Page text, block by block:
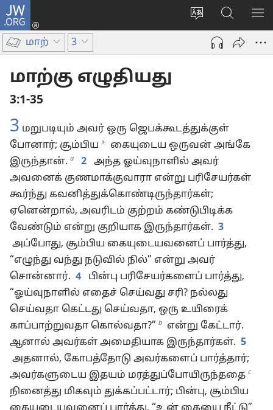
JW.ORG
மொழியை
மாற்றவும்
உள்நுழைக
window)
JW.ORG-
ல்
தேடவும்
மாற் 3
மாற்கு எழுதியது
3:1-35
3 மறுபடியும் அவர் ஒரு ஜெபக்கூடத்துக்குள்
போனார்; சூம்பிய * கையுடைய ஒருவன் அங்கே
இருந்தான். a 2 அந்த ஓய்வுநாளில் அவர்
அவனைக் குணமாக்குவாரா என்று பரிசேயர்கள்
கூர்ந்து கவனித்துக்கொண்டிருந்தார்கள்;
ஏனென்றால், அவரிடம் குற்றம் கண்டுபிடிக்க
வேண்டும் என்று குறியாக இருந்தார்கள். 3
அப்போது, சூம்பிய கையுடையவனைப் பார்த்து,
“எழுந்து வந்து நடுவில் நில்” என்று அவர்
சொன்னார். 4
பின்பு பரிசேயர்களைப் பார்த்து,
“ஓய்வுநாளில் எதைச் செய்வது சரி? நல்லது
செய்வதா கெட்டது செய்வதா, ஒரு உயிரைக்
காப்பாற்றுவதா கொல்வதா?” b
என்று கேட்டார்.
ஆனால் அவர்கள் அமைதியாக இருந்தார்கள். 5
அதனால், கோபத்தோடு அவர்களைப் பார்த்தார்;
அவர்களுடைய இதயம் மரத்துப்போயிருந்ததை c
நினைத்து மிகவும் துக்கப்பட்டார்; பின்பு, சூம்பிய